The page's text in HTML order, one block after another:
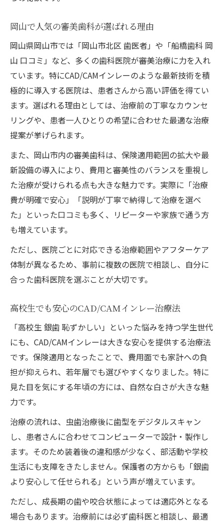
岡山で人気の審美歯科が選ばれる理由
岡山県岡山市では「岡山市北区 歯医者」や「船橋歯科 岡
山 口コミ」など、多くの歯科医院が審美治療に力を入れ
ています。特にCAD/CAMインレーのような最新技術を積
極的に導入する医院は、患者さんから高い評価を得てい
ます。選ばれる理由としては、治療前の丁寧なカウンセ
リングや、患者一人ひとりの希望に合わせた最適な治療
提案が挙げられます。
また、岡山市内の審美歯科は、保険適用範囲の拡大や最
新設備の導入により、費用と審美性のバランスを重視し
た治療が受けられる点も大きな魅力です。実際に「治療
費が明確で安心」「説明が丁寧で納得して治療を選べ
た」といった口コミも多く、リピーターや家族で通う方
も増えています。
ただし、医院ごとに対応できる治療範囲やアフターケア
体制が異なるため、事前に複数の医院で相談し、自分に
合った歯科医院を選ぶことが大切です。
高校生でも安心のCAD/CAMインレー治療法
「高校生 銀歯 恥ずかしい」といった悩みを持つ学生世代
にも、CAD/CAMインレーは大きな安心を提供する治療法
です。保険適用となったことで、費用面でも家計への負
担が抑えられ、若年層でも選びやすくなりました。特に
見た目を気にする年頃の方には、自然な白さが大きな魅
力です。
治療の流れは、虫歯治療後に歯型をデジタルスキャン
し、患者さんに合わせてコンピューターで設計・製作し
ます。そのため装着後の違和感が少なく、部活動や学校
生活にも支障をきたしません。保護者の方からも「銀歯
より安心して任せられる」という声が増えています。
ただし、成長期の歯や咬合状態によっては適応外となる
場合もあります。治療前には必ず歯科医と相談し、最適